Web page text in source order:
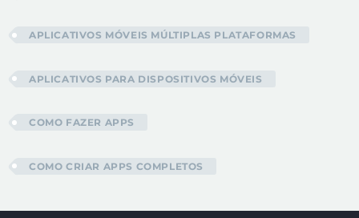
APLICATIVOS MÓVEIS MÚLTIPLAS PLATAFORMAS
APLICATIVOS PARA DISPOSITIVOS MÓVEIS
COMO FAZER APPS
COMO CRIAR APPS COMPLETOS